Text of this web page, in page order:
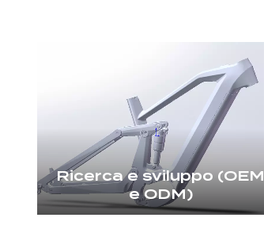
Ricerca e sviluppo (OEM
e ODM)